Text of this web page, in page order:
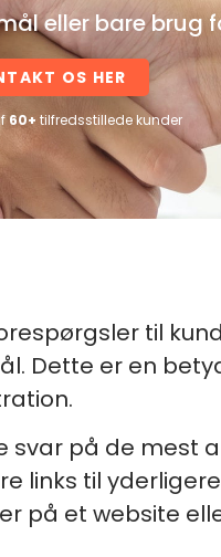
eller bare brug
OS HER
60+ tilfredsstillede kunder
til
Dette er en
på de mest
til
et website